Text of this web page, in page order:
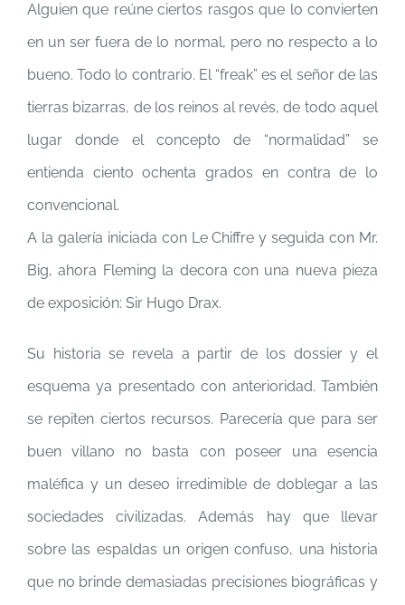
Alguien que reúne ciertos rasgos que lo convierten
en un ser fuera de lo normal, pero no respecto a lo
bueno. Todo lo contrario. El “freak” es el señor de las
tierras bizarras, de los reinos al revés, de todo aquel
lugar donde el concepto de “normalidad” se
entienda ciento ochenta grados en contra de lo
convencional.
A la galería iniciada con Le Chiffre y seguida con Mr.
Big, ahora Fleming la decora con una nueva pieza
de exposición: Sir Hugo Drax.
Su historia se revela a partir de los dossier y el
esquema ya presentado con anterioridad. También
se repiten ciertos recursos. Parecería que para ser
buen villano no basta con poseer una esencia
maléfica y un deseo irredimible de doblegar a las
sociedades civilizadas. Además hay que llevar
sobre las espaldas un origen confuso, una historia
que no brinde demasiadas precisiones biográficas y